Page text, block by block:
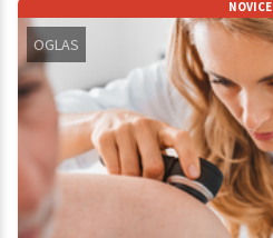
NOVICE
OGLAS